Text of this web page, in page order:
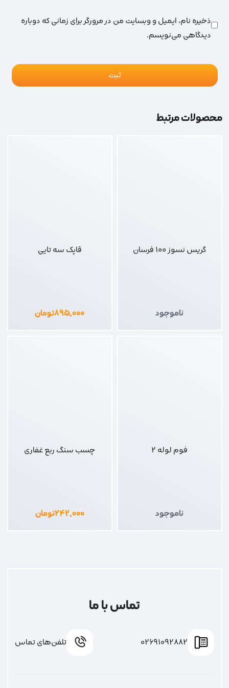
ذخیره نام، ایمیل و وبسایت من در مرورگر برای زمانی که دوباره
دیدگاهی می‌نویسم.
محصولات مرتبط
گریس نسوز 100 فرسان
ناموجود
قاپک سه تایی
۸۹۵,۰۰۰تومان
فوم لوله 2
ناموجود
چسب سنگ ربع غفاری
۲۴۲,۰۰۰تومان
تماس با ما
02691092882 تلفن‌های تماس